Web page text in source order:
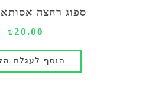
ספוג רחצה אסותא 50 דפים
₪20.00